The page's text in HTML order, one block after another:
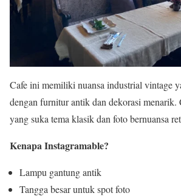
Cafe ini memiliki nuansa industrial vintage
dengan furnitur antik dan dekorasi
yang suka tema klasik dan foto bernuansa
Kenapa Instagramable?
Lampu gantung antik
Tangga besar untuk spot foto